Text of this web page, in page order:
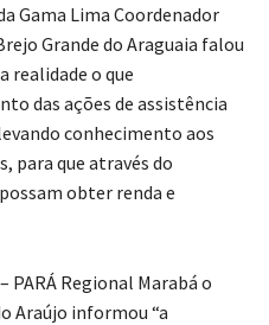
Gama Lima Coordenador
Grande do Araguaia falou
realidade o que
das ações de assistência
conhecimento aos
para que através do
obter renda e
PARÁ Regional Marabá o
Araújo informou “a